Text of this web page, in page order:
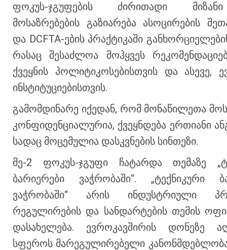
ფოკუს-ჯგუფების ძირითადი
მოსაზრებების გაზიარება ასოცირების
და DCFTA-ების პრაქტიკაში
რასაც შესაძლოა მოჰყვეს
ქვეყნის პოლიტიკოსებისთვის და ასევე,
ინსტიტუციებისთვის.
გამომდინარე იქედან, რომ მონაწილეთა
კონფიდენციალურია, ქვეყნდება ერთიანი
სადაც მოცემულია დასკვნების სინთეზი.
მე-2 ფოკუს-ჯგუფი ჩატარდა თემაზე
ბარიერები ვაჭრობაში“. „ტექნიკური
ვაჭრობაში“ არის ინდუსტრიული
რეგულირების და სანდარტების თემის
დასახელება. ევროკავშირის დონეზე
სფეროს მარეგულირებელი